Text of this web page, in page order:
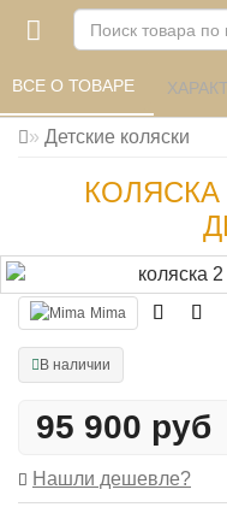
Детские коляски
КОЛЯСКА
ВСЕ О ТОВАРЕ
Mima
В наличии
95 900 руб
Нашли дешевле?